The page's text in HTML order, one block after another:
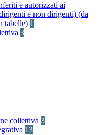
e autorizzati ai
e non dirigenti) (da
tabelle) 1
3
collettiva 3
13